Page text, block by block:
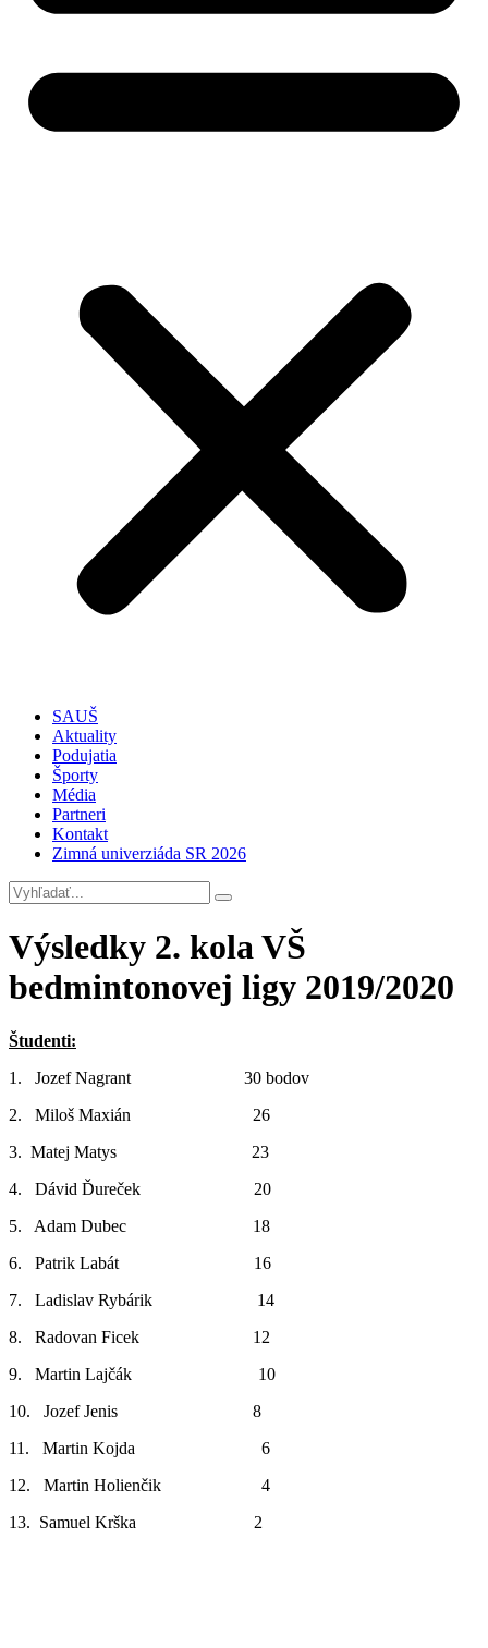
SAUŠ
Aktuality
Podujatia
Športy
Média
Partneri
Kontakt
Zimná univerziáda SR 2026
Výsledky 2. kola VŠ
bedmintonovej ligy 2019/2020
Študenti:
1. Jozef Nagrant 30 bodov
2. Miloš Maxián 26
3. Matej Matys 23
4. Dávid Ďureček 20
5. Adam Dubec 18
6. Patrik Labát 16
7. Ladislav Rybárik 14
8. Radovan Ficek 12
9. Martin Lajčák 10
10. Jozef Jenis 8
11. Martin Kojda 6
12. Martin Holienčik 4
13. Samuel Krška 2